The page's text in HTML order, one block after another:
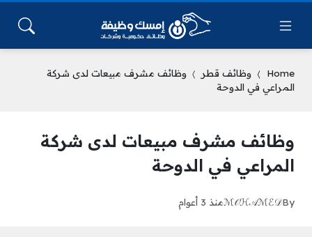
Home وظائف قطر
وظائف مشرف مبيعات لدى شركة
المراعي في الدوحة
وظائف مشرف مبيعات لدى شركة
المراعي في الدوحة
By
ℳ𝒪ℋ𝒜ℳℰ𝒟منذ 3 أعوام